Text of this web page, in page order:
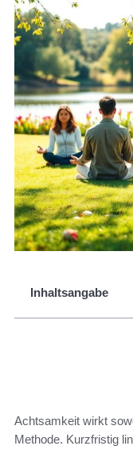
Inhaltsangabe
Achtsamkeit wirkt
Methode. Kurzfristig